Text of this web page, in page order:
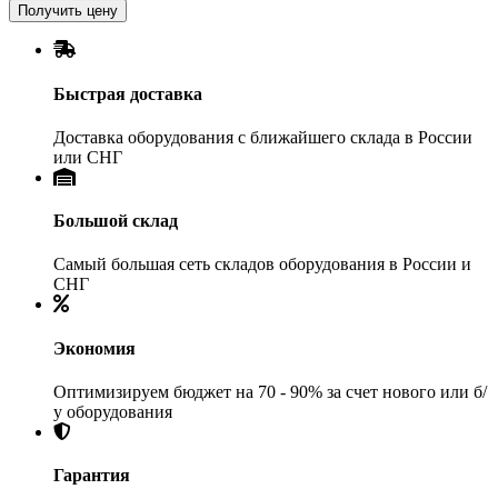
Получить цену
Быстрая доставка
Доставка оборудования с ближайшего склада в России
или СНГ
Большой склад
Самый большая сеть складов оборудования в России и
СНГ
Экономия
Оптимизируем бюджет на 70 - 90% за счет нового или б/
у оборудования
Гарантия